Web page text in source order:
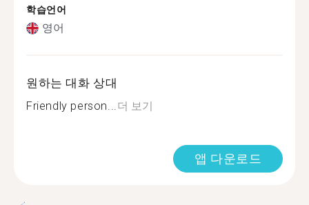
학습언어
영어
원하는 대화 상대
Friendly person...더 보기
앱 다운로드